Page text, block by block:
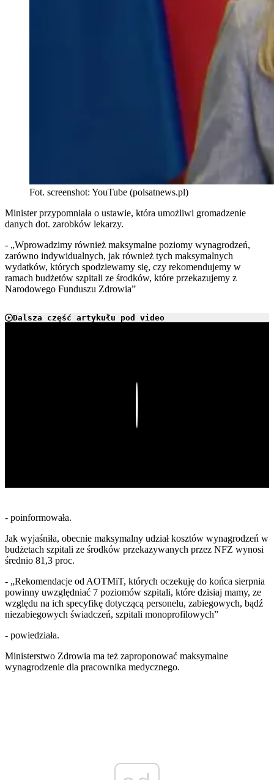
Fot. screenshot: YouTube (polsatnews.pl)
Minister przypomniała o ustawie, która umożliwi gromadzenie
danych dot. zarobków lekarzy.
- „Wprowadzimy również maksymalne poziomy wynagrodzeń,
zarówno indywidualnych, jak również tych maksymalnych
wydatków, których spodziewamy się, czy rekomendujemy w
ramach budżetów szpitali ze środków, które przekazujemy z
Narodowego Funduszu Zdrowia”
Dalsza część artykułu pod video
- poinformowała.
Jak wyjaśniła, obecnie maksymalny udział kosztów wynagrodzeń w
budżetach szpitali ze środków przekazywanych przez NFZ wynosi
średnio 81,3 proc.
- „Rekomendacje od AOTMiT, których oczekuję do końca sierpnia
powinny uwzględniać 7 poziomów szpitali, które dzisiaj mamy, ze
względu na ich specyfikę dotyczącą personelu, zabiegowych, bądź
niezabiegowych świadczeń, szpitali monoprofilowych”
- powiedziała.
Ministerstwo Zdrowia ma też zaproponować maksymalne
wynagrodzenie dla pracownika medycznego.